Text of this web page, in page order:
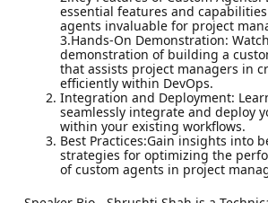
essential features and
agents invaluable for project
3.Hands-On Demonstration:
demonstration of building a
that assists project managers in
efficiently within DevOps.
Integration and Deployment:
seamlessly integrate and deploy
within your existing workflows.
Best Practices:Gain insights into
strategies for optimizing the
of custom agents in project